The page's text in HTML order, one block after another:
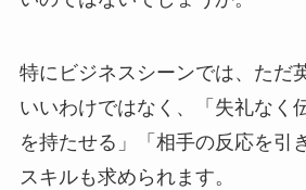
特にビジネスシーンでは、ただ
いいわけではなく、「失礼なく
を持たせる」「相手の反応を引
スキルも求められます。